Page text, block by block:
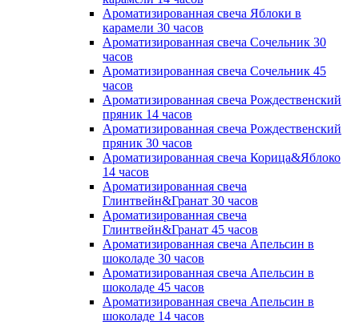
Ароматизированная свеча Яблоки в
карамели 30 часов
Ароматизированная свеча Сочельник 30
часов
Ароматизированная свеча Сочельник 45
часов
Ароматизированная свеча Рождественский
пряник 14 часов
Ароматизированная свеча Рождественский
пряник 30 часов
Ароматизированная свеча Корица&Яблоко
14 часов
Ароматизированная свеча
Глинтвейн&Гранат 30 часов
Ароматизированная свеча
Глинтвейн&Гранат 45 часов
Ароматизированная свеча Апельсин в
шоколаде 30 часов
Ароматизированная свеча Апельсин в
шоколаде 45 часов
Ароматизированная свеча Апельсин в
шоколаде 14 часов